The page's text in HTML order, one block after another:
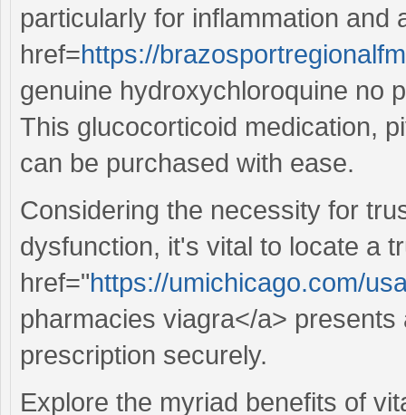
particularly for inflammation and
href=https://
genuine hydroxychloroquine no
This glucocorticoid medication,
can be purchased with ease.
Considering the necessity for
dysfunction, it's vital to locate a
href="https://umichicago.com/
pharmacies viagra</a>
prescription securely.
Explore the myriad benefits of